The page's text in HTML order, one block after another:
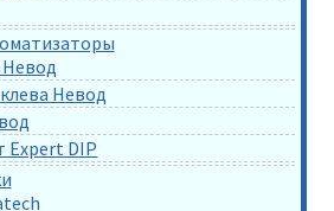
Невод
Expert DIP